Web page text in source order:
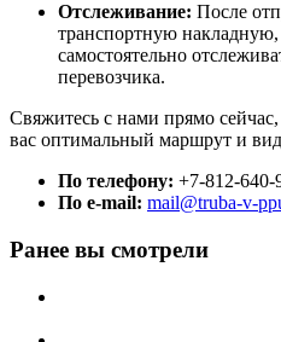
Отслеживание: После
транспортную
самостоятельно
перевозчика.
Свяжитесь с нами прямо
вас оптимальный маршрут и вид
По телефону: +7-812-640-
По e-mail: mail@truba-v-
Ранее вы смотрели